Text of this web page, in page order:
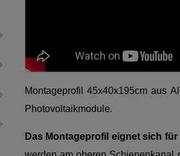
Montageprofil 45x40x195cm aus
Photovoltaikmodule.
Das Montageprofil eignet sich